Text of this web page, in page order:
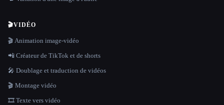
🎬VIDÉO
🎬 Animation image-vidéo
📲 Créateur de TikTok et de shorts
🎤 Doublage et traduction de vidéos
🎬 Montage vidéo
🎞️ Texte vers vidéo